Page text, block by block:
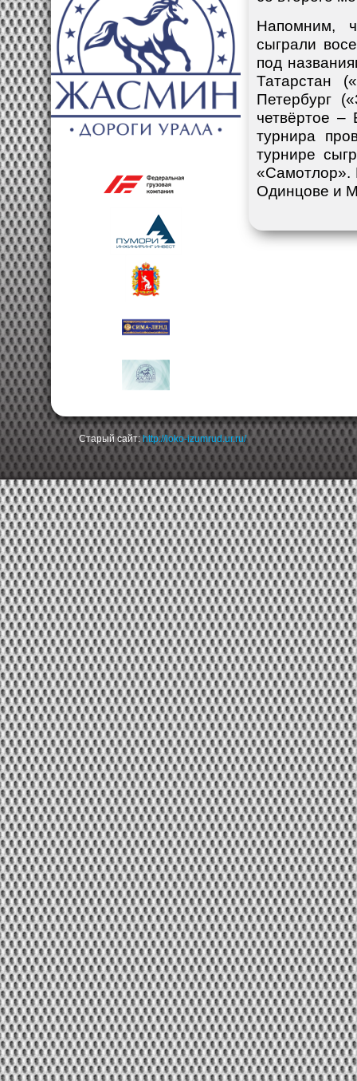
Напомним,
сыграли
под
Татарстан
Петербург
четвёртое –
турнира
турнире
«Самотлор».
Одинцове и
Старый сайт:http://loko-izumrud.ur.ru/